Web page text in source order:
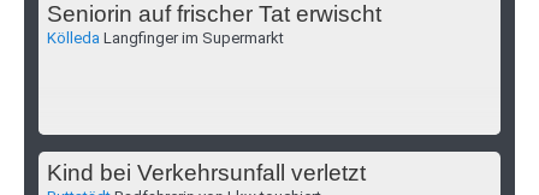
Seniorin auf frischer Tat erwischt
Kölleda Langfinger im Supermarkt
Kind bei Verkehrsunfall verletzt